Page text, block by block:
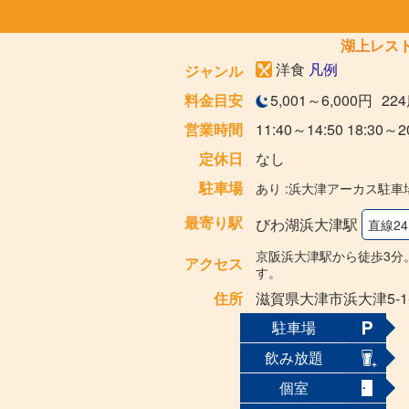
湖上レス
ジャンル
洋食 凡例
料金目安
5,001～6,000円
営業時間
11:40～14:50 18:30～
定休日
なし
駐車場
あり :浜大津アーカス駐
最寄り駅 びわ湖浜大津駅 直線
アクセス
京阪浜大津駅から徒歩3
す。
住所
滋賀県大津市浜大津5-
駐車場
飲み放題
個室